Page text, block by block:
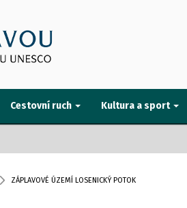
Cestovní ruch Kultura a sport
ZÁPLAVOVÉ ÚZEMÍ LOSENICKÝ POTOK